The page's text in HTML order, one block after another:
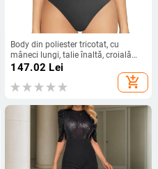
Body din poliester tricotat, cu
mâneci lungi, talie înaltă, croială
aderentă.
147.02 Lei
add_shopping_cart